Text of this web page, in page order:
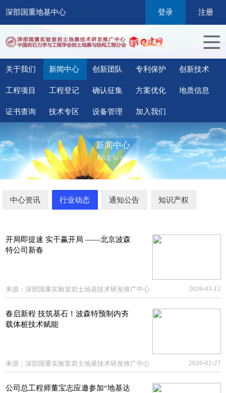
深部国重地基中心 注册
登录
关于我们 新闻中心 创新团队 专利保护 创新技术
工程项目 工程登记 确认征集 方案优化 地质信息
证书查询 技术专区 设备管理 加入我们
新闻中心
NEWS
中心资讯 行业动态 通知公告 知识产权
开局即提速 实干赢开局 ——北京波森
特公司新春
来源： 深部国重实验室岩土地基技术研发推广中心 2026-03-12
春启新程 技筑基石！波森特预制内夯
载体桩技术赋能
来源： 深部国重实验室岩土地基技术研发推广中心 2026-02-27
公司总工程师董宝志应邀参加“地基达